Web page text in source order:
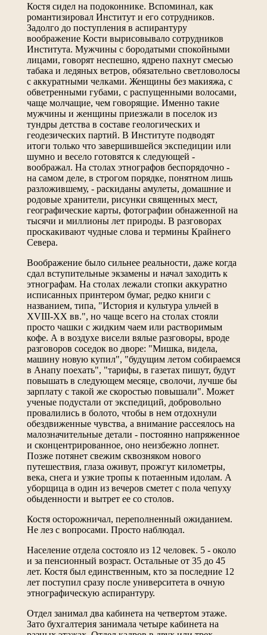
Костя сидел на подоконнике. Вспоминал, как
романтизировал Институт и его сотрудников.
Задолго до поступления в аспирантуру
воображение Кости вырисовывало сотрудников
Института. Мужчины с бородатыми спокойными
лицами, говорят неспешно, ядрено пахнут смесью
табака и ледяных ветров, обязательно светловолосы
с аккуратными челками. Женщины без макияжа, с
обветренными губами, с распущенными волосами,
чаще молчащие, чем говорящие. Именно такие
мужчины и женщины приезжали в поселок из
тундры детства в составе геологических и
геодезических партий. В Институте подводят
итоги только что завершившейся экспедиции или
шумно и весело готовятся к следующей -
воображал. На столах этнографов беспорядочно -
на самом деле, в строгом порядке, понятном лишь
разложившему, - раскиданы амулеты, домашние и
родовые хранители, рисунки священных мест,
географические карты, фотографии обнаженной на
тысячи и миллионы лет природы. В разговорах
проскакивают чудные слова и термины Крайнего
Севера.
Воображение было сильнее реальности, даже когда
сдал вступительные экзамены и начал заходить к
этнографам. На столах лежали стопки аккуратно
исписанных принтером бумаг, редко книги с
названием, типа, "История и культура ульчей в
XVIII-XX вв.", но чаще всего на столах стояли
просто чашки с жидким чаем или растворимым
кофе. А в воздухе висели вялые разговоры, вроде
разговоров соседок во дворе: "Мишка, видела,
машину новую купил", "будущим летом собираемся
в Анапу поехать", "тарифы, в газетах пишут, будут
повышать в следующем месяце, сволочи, лучше бы
зарплату с такой же скоростью повышали". Может
ученые подустали от экспедиций, добровольно
провалились в болото, чтобы в нем отдохнули
обездвиженные чувства, а внимание рассеялось на
малозначительные детали - постоянно напряженное
и сконцентрированное, оно неизбежно лопнет.
Позже потянет свежим сквозняком нового
путешествия, глаза оживут, прожгут километры,
века, снега и узкие тропы к потаенным идолам. А
уборщица в один из вечеров сметет с пола чепуху
обыденности и вытрет ее со столов.
Костя осторожничал, переполненный ожиданием.
Не лез с вопросами. Просто наблюдал.
Население отдела состояло из 12 человек. 5 - около
и за пенсионный возраст. Остальные от 35 до 45
лет. Костя был единственным, кто за последние 12
лет поступил сразу после университета в очную
этнографическую аспирантуру.
Отдел занимал два кабинета на четвертом этаже.
Зато бухгалтерия занимала четыре кабинета на